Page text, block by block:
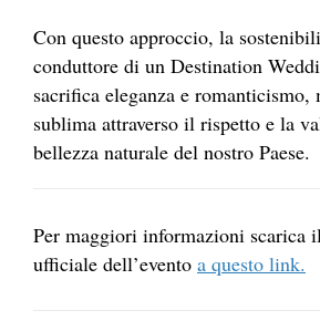
Con questo approccio, la
conduttore di un Destination
sacrifica eleganza e romanticismo,
sublima attraverso il rispetto e la
bellezza naturale del nostro Paese.
Per maggiori informazioni scarica
ufficiale dell’evento a questo link.